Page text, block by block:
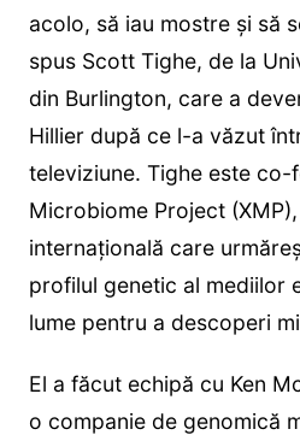
acolo, să iau mostre și să
spus Scott Tighe, de la
din Burlington, care a
Hillier după ce l-a văzut
televiziune. Tighe este
Microbiome Project
internațională care
profilul genetic al mediilor
lume pentru a descoperi
El a făcut echipă cu Ken
o companie de genomică